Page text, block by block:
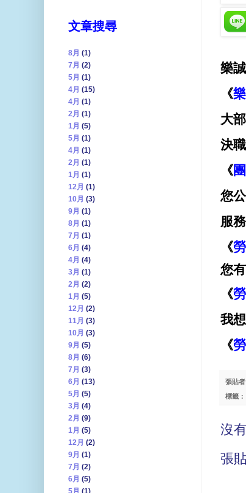
樂
《
大
決
《
您
服
《
您
《
我
《
張貼者
標籤：
沒
張
文章搜尋
8月 (1)
7月 (2)
5月 (1)
4月 (15)
4月 (1)
2月 (1)
1月 (5)
5月 (1)
4月 (1)
2月 (1)
1月 (1)
12月 (1)
10月 (3)
9月 (1)
8月 (1)
7月 (1)
6月 (4)
4月 (4)
3月 (1)
2月 (2)
1月 (5)
12月 (2)
11月 (3)
10月 (3)
9月 (5)
8月 (6)
7月 (3)
6月 (13)
5月 (5)
3月 (4)
2月 (9)
1月 (5)
12月 (2)
9月 (1)
7月 (2)
6月 (5)
5月 (1)